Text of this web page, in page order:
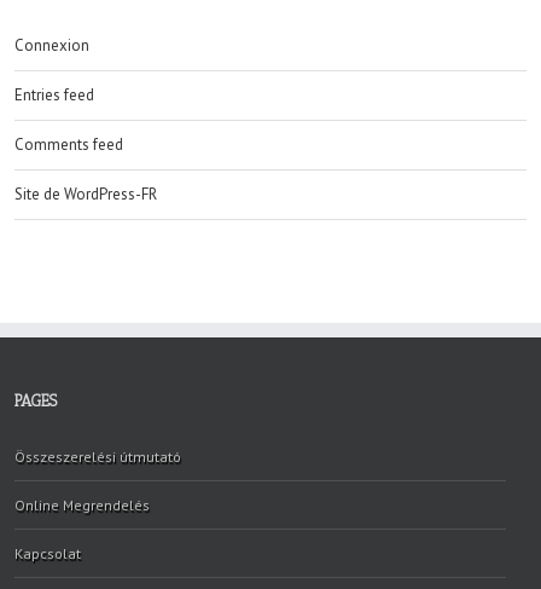
Connexion
Entries feed
Comments feed
Site de WordPress-FR
PAGES
Összeszerelési útmutató
Online Megrendelés
Kapcsolat